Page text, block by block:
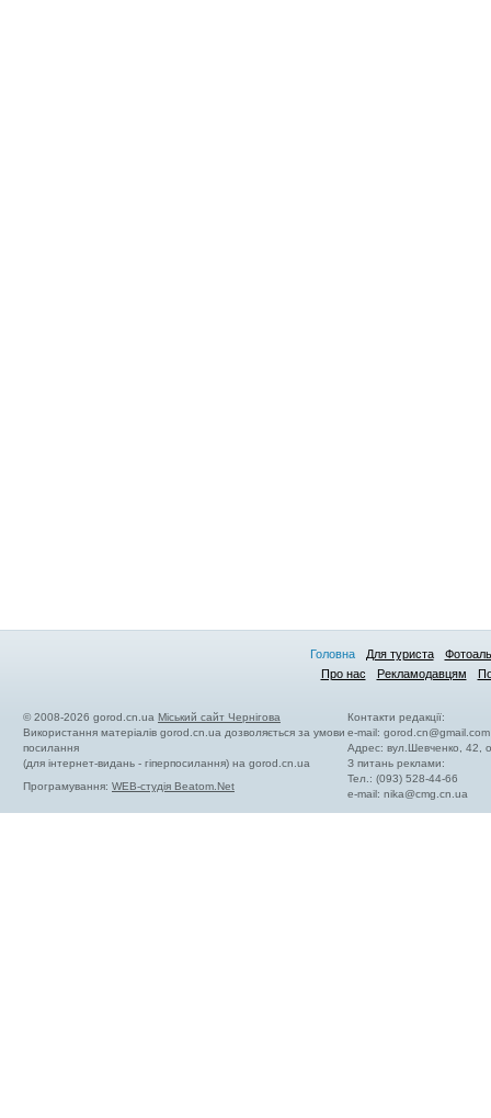
Головна Для туриста
Про нас
Рекламодавцям
© 2008-2026 gorod.cn.ua Міський сайт Чернігова
Використання матеріалів gorod.cn.ua дозволяється за умови
посилання
(для інтернет-видань - гіперпосилання) на gorod.cn.ua
Програмування: WEB-студія Beatom.Net
Контакти редакції:
e-mail:gorod.cn@gmail.com
Адрес: вул.Шевченко, 42,
З питань реклами:
Тел.: (093) 528-44-66
e-mail:nika@cmg.cn.ua